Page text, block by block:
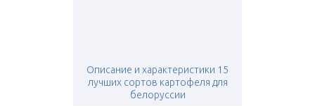
Описание и характеристики 15
лучших сортов картофеля для
белоруссии